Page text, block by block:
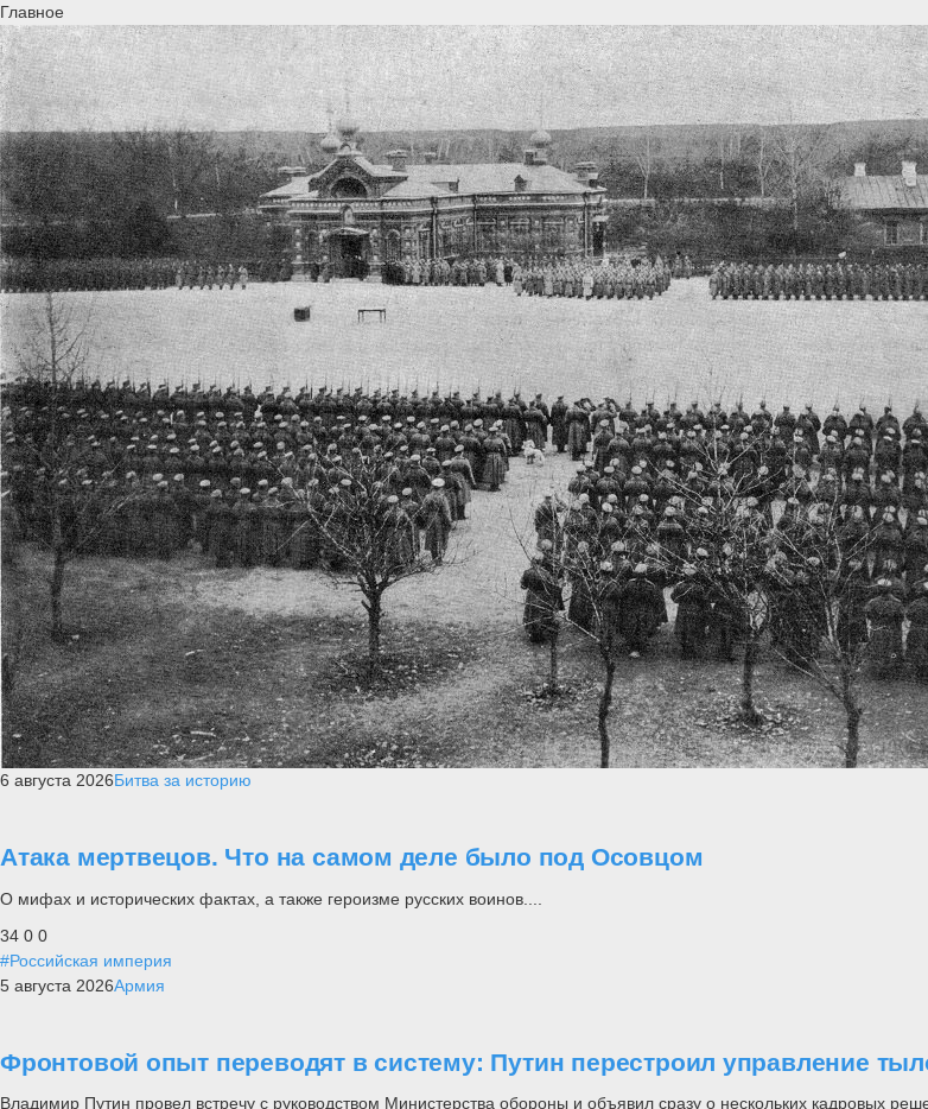
Главное
6 августа 2026Битва за историю
Атака мертвецов. Что на самом деле было под Осовцом
О мифах и исторических фактах, а также героизме русских воинов....
34 0 0
#Российская империя
5 августа 2026Армия
Фронтовой опыт переводят в систему: Путин перестроил управление
Владимир Путин провел встречу с руководством Министерства обороны и объявил сразу о нескольких кадровых